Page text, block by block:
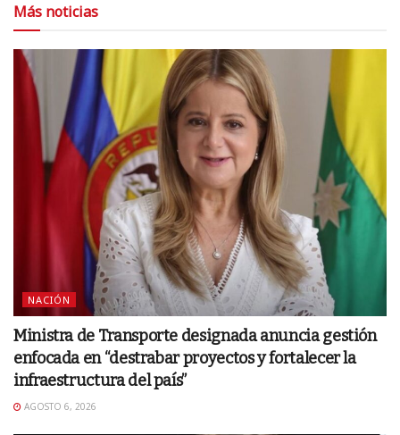
Más noticias
NACIÓN
Ministra de Transporte designada anuncia gestión
enfocada en “destrabar proyectos y fortalecer la
infraestructura del país”
AGOSTO 6, 2026